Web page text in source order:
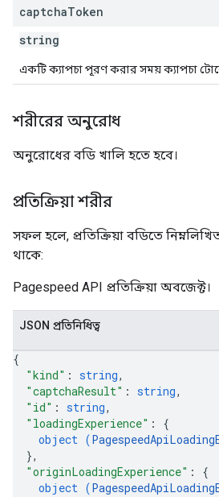
captchaToken
string
একটি ক্যাপচা পূরণ করার সময় ক্যাপচা
শরীরের অনুরোধ
অনুরোধের বডি খালি হতে হবে।
প্রতিক্রিয়া শরীর
সফল হলে, প্রতিক্রিয়া বডিতে
থাকে:
Pagespeed API প্রতিক্রিয়া অবজেক্ট।
JSON প্রতিনিধিত্ব
{
"kind" : string,
"captchaResult" : string,
"id" : string,
"loadingExperience" : {
object (
},
"originLoadingExperience" : {
object (